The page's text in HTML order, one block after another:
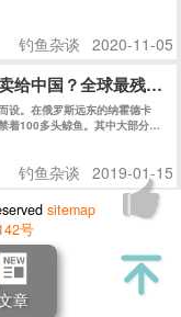
钓鱼杂谈 2020-11-05
给中国？全球最残忍
设。在俄罗斯远东的纳霍德卡
着100多头鲸鱼。其中大部分仍
钓鱼杂谈 2019-01-15
sitemap
号
章